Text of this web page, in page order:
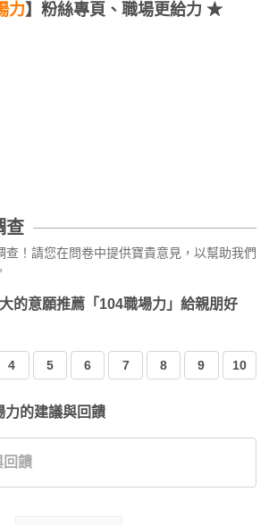
力】粉絲專頁、職場更給力 ★
查
查！請您在問卷中提供寶貴意見，以幫助我們
的意願推薦「104職場力」給親朋好
4 5 6 7 8 9 10
力的建議與回饋